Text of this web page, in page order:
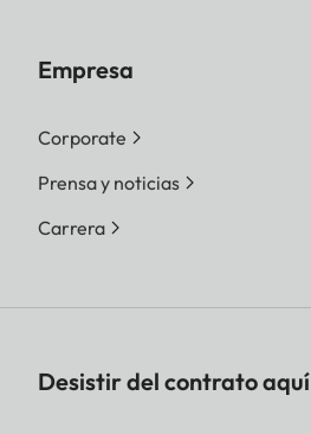
Empresa
Corporate
Prensa y noticias
Carrera
Desistir del contrato aquí